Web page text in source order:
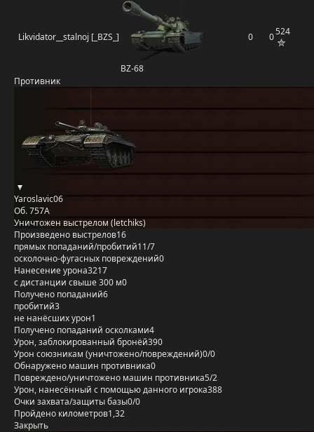
Likvidator__stalnoj [_BZS_]
BZ-68
0 0524
Противник
Yaroslavic06
Об. 757А
Уничтожен выстрелом (letchiks)
Произведено выстрелов16
прямых попаданий/пробитий11/7
осколочно-фугасных повреждений0
Нанесение урона3217
с дистанции свыше 300 м0
Получено попаданий6
пробитий3
не нанёсших урон1
Получено попаданий осколками4
Урон, заблокированный бронёй390
Урон союзникам (уничтожено/повреждений)0/0
Обнаружено машин противника0
Повреждено/уничтожено машин противника5/2
Урон, нанесённый с помощью данного игрока388
Очки захвата/защиты базы0/0
Пройдено километров1,32
Закрыть